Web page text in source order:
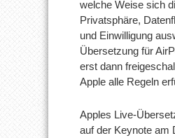
welche Weise sich
Privatsphäre,
und Einwilligung
Übersetzung für
erst dann
Apple alle Regeln
Apples Live-
auf der Keynote am